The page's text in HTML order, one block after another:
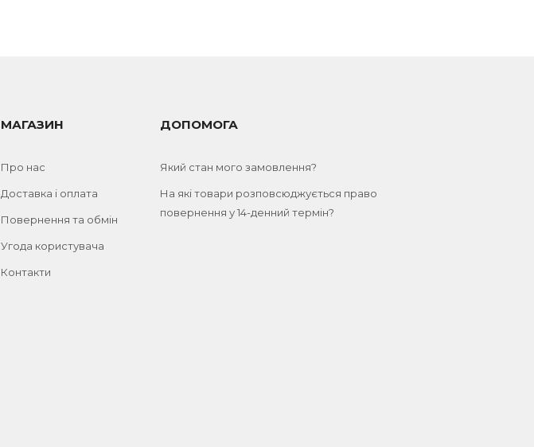
МАГАЗИН
Про нас
Доставка і оплата
Повернення та обмін
Угода користувача
Контакти
ДОПОМОГА
Який стан мого замовлення?
На які товари розповсюджується право
повернення у 14-денний термін?